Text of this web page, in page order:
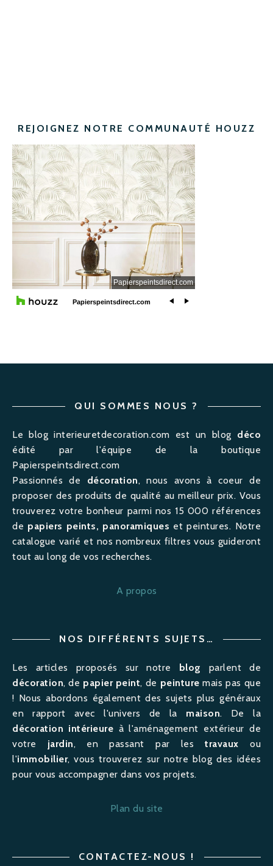
REJOIGNEZ NOTRE COMMUNAUTÉ HOUZZ
QUI SOMMES NOUS ?
Le blog interieuretdecoration.com est un blog déco
édité par l'équipe de la boutique
Papierspeintsdirect.com
Passionnés de décoration, nous avons à coeur de
proposer des produits de qualité au meilleur prix. Vous
trouverez votre bonheur parmi nos 15 000 références
de papiers peints, panoramiques et peintures. Notre
catalogue varié et nos nombreux filtres vous guideront
tout au long de vos recherches.
A propos
NOS DIFFÉRENTS SUJETS…
Les articles proposés sur notre blog parlent de
décoration, de papier peint, de peinture mais pas que
! Nous abordons également des sujets plus généraux
en rapport avec l'univers de la maison. De la
décoration intérieure à l'aménagement extérieur de
votre jardin, en passant par lestravaux ou
l'immobilier, vous trouverez sur notre blog des idées
pour vous accompagner dans vos projets.
Plan du site
CONTACTEZ-NOUS !